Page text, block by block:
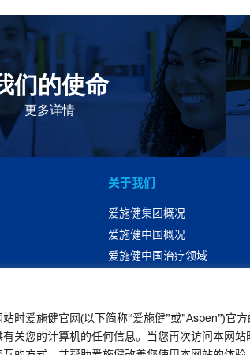
时爱施健官网(以下简称“爱施健”或”Aspen”)
关您的计算机的任何信息。当您再次访问本网
们的使命
更多详情
提高患者的生命健康和质量
关于我们
爱施健集团概况
爱施健中国概况
爱施健中国治疗领域